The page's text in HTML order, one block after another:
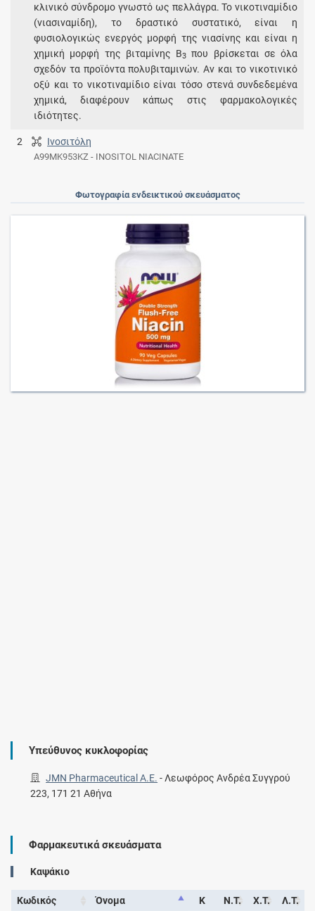
κλινικό σύνδρομο γνωστό ως πελλάγρα. Το νικοτιναμίδιο
(νιασιναμίδη), το δραστικό συστατικό, είναι η
φυσιολογικώς ενεργός μορφή της νιασίνης και είναι η
χημική μορφή της βιταμίνης Β3 που βρίσκεται σε όλα
σχεδόν τα προϊόντα πολυβιταμινών. Αν και το νικοτινικό
οξύ και το νικοτιναμίδιο είναι τόσο στενά συνδεδεμένα
χημικά, διαφέρουν κάπως στις φαρμακολογικές
ιδιότητες.
2 Ινοσιτόλη
A99MK953KZ - INOSITOL NIACINATE
Φωτογραφία ενδεικτικού σκευάσματος
Υπεύθυνος κυκλοφορίας
JMN Pharmaceutical Α.Ε. - Λεωφόρος Ανδρέα Συγγρού
223, 171 21 Αθήνα
Φαρμακευτικά σκευάσματα
Καψάκιο
Κωδικός Όνομα Κ Ν.Τ. Χ.Τ. Λ.Τ.